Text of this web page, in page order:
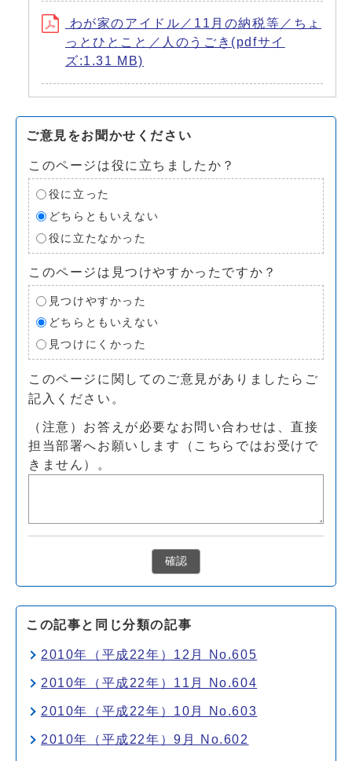
わが家のアイドル／11月の納税等／ちょ
っとひとこと／人のうごき(pdfサイ
ズ:1.31 MB)
ご意見をお聞かせください
このページは役に立ちましたか？
役に立った
どちらともいえない
役に立たなかった
このページは見つけやすかったですか？
見つけやすかった
どちらともいえない
見つけにくかった
このページに関してのご意見がありましたらご
記入ください。
（注意）お答えが必要なお問い合わせは、直接
担当部署へお願いします（こちらではお受けで
きません）。
確認
この記事と同じ分類の記事
2010年（平成22年）12月 No.605
2010年（平成22年）11月 No.604
2010年（平成22年）10月 No.603
2010年（平成22年）9月 No.602